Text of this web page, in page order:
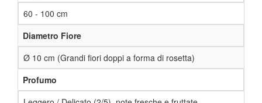
60 - 100 cm
Diametro Fiore
Ø 10 cm (Grandi fiori doppi a forma di rosetta)
Profumo